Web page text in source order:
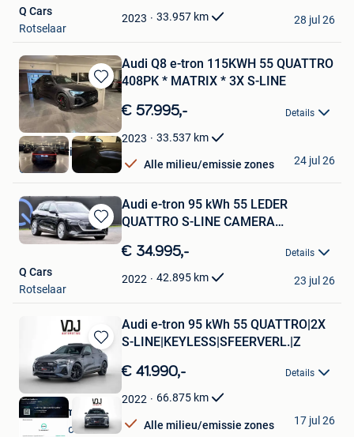
Favorieten
2023 33.957 km
Q Cars
Rotselaar
28 jul 26
Bewaren
in
Mijn
Favorieten
Audi Q8 e-tron 115KWH 55 QUATTRO
408PK * MATRIX * 3X S-LINE
€ 57.995,- Details
2023 33.537 km
Alle milieu/emissie zones
Garage Vriens BVBA
Olen
24 jul 26
Bewaren
in
Favorieten
Audi e-tron 95 kWh 55 LEDER
QUATTRO S-LINE CAMERA
€ 34.995,- Details
2022 42.895 km
Q Cars
Rotselaar
23 jul 26
Bewaren
in
Mijn
Favorieten
Audi e-tron 95 kWh 55 QUATTRO|2X
S-LINE|KEYLESS|SFEERVERL.|Z
€ 41.990,- Details
2022 66.875 km
Alle milieu/emissie zones
VDJ Automotive
Grobbendonk
17 jul 26